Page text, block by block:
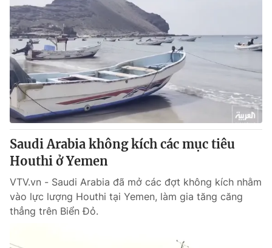
Giải sao mai
Làm đẹp
Chất lượng cuộc sống
Tuyển sinh
Học trực tuyến
Công nghệ
Hitech Công nghệ tương lai
Sản phẩm
Thị trường
Tư vấn
Giao lưu trực tuyến
Lịch phát sóng
Chuyên mục khác
Emagazine
Photo Infographic
Saudi Arabia không kích các mục tiêu
Houthi ở Yemen
VTV.vn - Saudi Arabia đã mở các đợt không kích nhằm
vào lực lượng Houthi tại Yemen, làm gia tăng căng
thẳng trên Biển Đỏ.